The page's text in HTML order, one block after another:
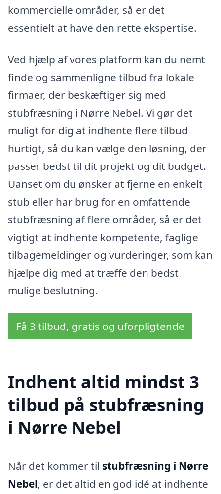
kommercielle områder, så er det
essentielt at have den rette ekspertise.
Ved hjælp af vores platform kan du nemt
finde og sammenligne tilbud fra lokale
firmaer, der beskæftiger sig med
stubfræsning i Nørre Nebel. Vi gør det
muligt for dig at indhente flere tilbud
hurtigt, så du kan vælge den løsning, der
passer bedst til dit projekt og dit budget.
Uanset om du ønsker at fjerne en enkelt
stub eller har brug for en omfattende
stubfræsning af flere områder, så er det
vigtigt at indhente kompetente, faglige
tilbagemeldinger og vurderinger, som kan
hjælpe dig med at træffe den bedst
mulige beslutning.
Få 3 tilbud, gratis og uforpligtende
Indhent altid mindst 3
tilbud på stubfræsning
i Nørre Nebel
Når det kommer til stubfræsning i Nørre
Nebel, er det altid en god idé at indhente